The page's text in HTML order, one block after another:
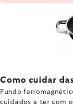
Como cuidar
Fundo
cuidados a ter com